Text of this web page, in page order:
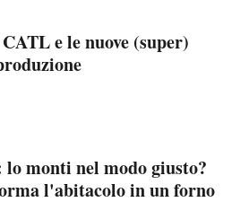
e le nuove (super)
lo monti nel modo giusto?
l'abitacolo in un forno